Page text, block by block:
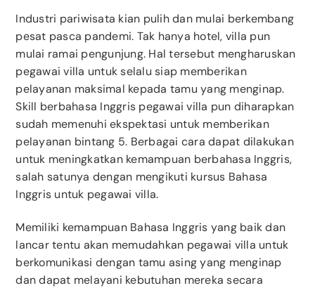
Industri pariwisata kian pulih dan mulai berkembang
pesat pasca pandemi. Tak hanya hotel, villa pun
mulai ramai pengunjung. Hal tersebut mengharuskan
pegawai villa untuk selalu siap memberikan
pelayanan maksimal kepada tamu yang menginap.
Skill berbahasa Inggris pegawai villa pun diharapkan
sudah memenuhi ekspektasi untuk memberikan
pelayanan bintang 5. Berbagai cara dapat dilakukan
untuk meningkatkan kemampuan berbahasa Inggris,
salah satunya dengan mengikuti kursus Bahasa
Inggris untuk pegawai villa.
Memiliki kemampuan Bahasa Inggris yang baik dan
lancar tentu akan memudahkan pegawai villa untuk
berkomunikasi dengan tamu asing yang menginap
dan dapat melayani kebutuhan mereka secara